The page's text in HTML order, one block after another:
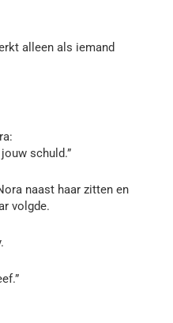
alleen als iemand
schuld.”
naast haar zitten en
volgde.